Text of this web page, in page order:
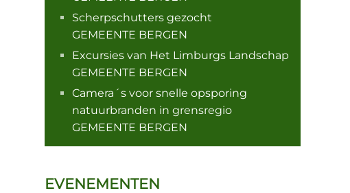
Scherpschutters gezocht
GEMEENTE BERGEN
Excursies van Het Limburgs Landschap
GEMEENTE BERGEN
Camera´s voor snelle opsporing
natuurbranden in grensregio
GEMEENTE BERGEN
EVENEMENTEN